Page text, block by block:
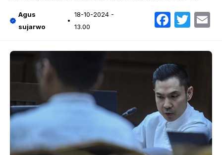
Agus
sujarwo
18-10-2024 -
13.00